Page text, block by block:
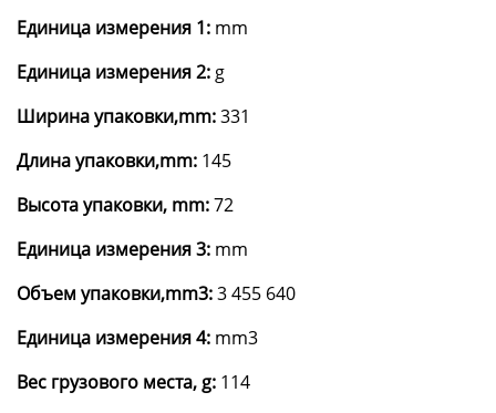
Единица измерения 1: mm
Единица измерения 2: g
Ширина упаковки,mm:331
Длина упаковки,mm: 145
Высота упаковки, mm:72
Единица измерения 3: mm
Объем упаковки,mm3:3 455 640
Единица измерения 4: mm3
Вес грузового места, g: 114